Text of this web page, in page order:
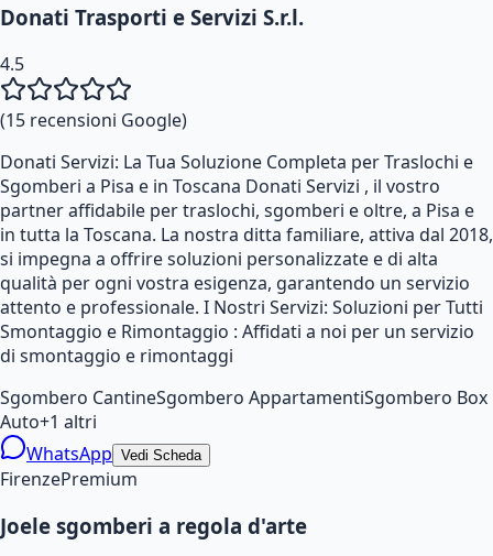
Donati Trasporti e Servizi S.r.l.
4.5
(15 recensioni Google)
Donati Servizi: La Tua Soluzione Completa per Traslochi e
Sgomberi a Pisa e in Toscana Donati Servizi , il vostro
partner affidabile per traslochi, sgomberi e oltre, a Pisa e
in tutta la Toscana. La nostra ditta familiare, attiva dal 2018,
si impegna a offrire soluzioni personalizzate e di alta
qualità per ogni vostra esigenza, garantendo un servizio
attento e professionale. I Nostri Servizi: Soluzioni per Tutti
Smontaggio e Rimontaggio : Affidati a noi per un servizio
di smontaggio e rimontaggi
Sgombero CantineSgombero AppartamentiSgombero Box
Auto+1 altri
WhatsApp Vedi Scheda
FirenzePremium
Joele sgomberi a regola d'arte